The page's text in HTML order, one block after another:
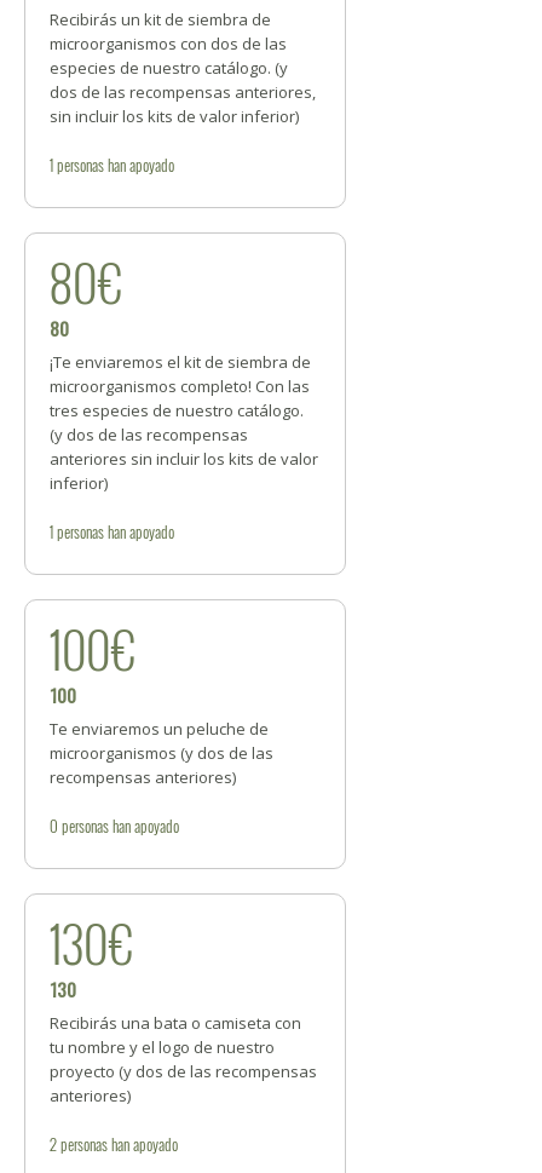
Recibirás un kit de siembra de
microorganismos con dos de las
especies de nuestro catálogo. (y
dos de las recompensas anteriores,
sin incluir los kits de valor inferior)
1personashan apoyado
80€
80
¡Te enviaremos el kit de siembra de
microorganismos completo! Con las
tres especies de nuestro catálogo.
(y dos de las recompensas
anteriores sin incluir los kits de valor
inferior)
1personashan apoyado
100€
100
Te enviaremos un peluche de
microorganismos (y dos de las
recompensas anteriores)
0 personashan apoyado
130€
130
Recibirás una bata o camiseta con
tu nombre y el logo de nuestro
proyecto (y dos de las recompensas
anteriores)
2personashan apoyado